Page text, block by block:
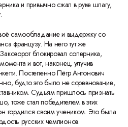
и привычно сжал в руке шпагу,
самообладание и выдержку со
французу. На него тут же
блокировал соперника,
и вот, наконец, улучив
Постепенно Пётр Антонович
будто это было не соревнование,
Судьям пришлось признать
стал победителем в этих
гордился своим учеником. Это была
русских чемпионов.